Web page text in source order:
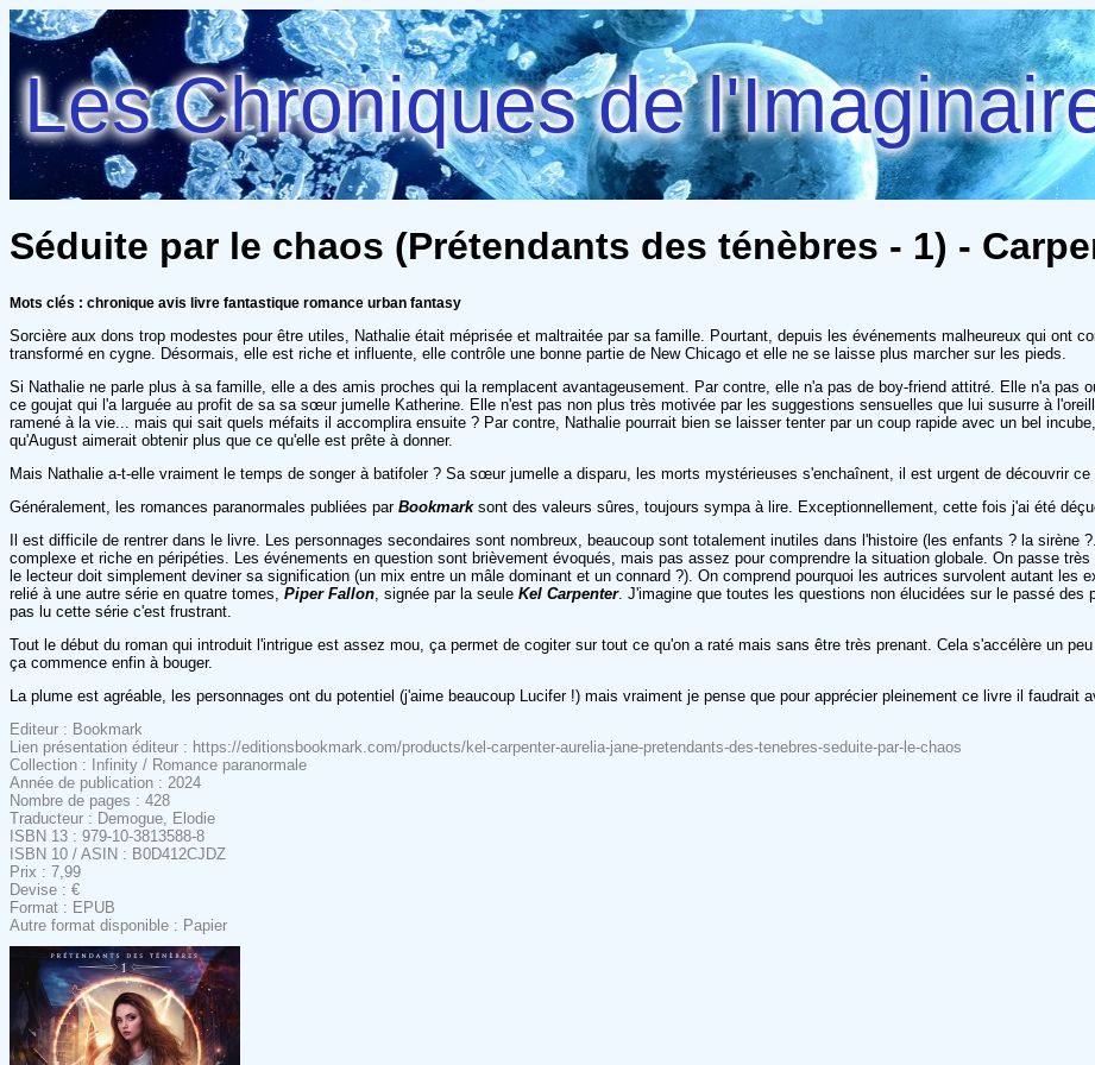
Les Chroniques de
Séduite par le chaos (Prétendants des ténèbres - 1) -
Mots clés : chronique avis livre fantastique romance urban fantasy
Sorcière aux dons trop modestes pour être utiles, Nathalie était méprisée et maltraitée par sa famille. Pourtant, depuis les événements malheureux qui ont
transformé en cygne. Désormais, elle est riche et influente, elle contrôle une bonne partie de New Chicago et elle ne se laisse plus marcher sur les pieds.
Si Nathalie ne parle plus à sa famille, elle a des amis proches qui la remplacent avantageusement. Par contre, elle n'a pas de boy-friend attitré. Elle n'a
ce goujat qui l'a larguée au profit de sa sa sœur jumelle Katherine. Elle n'est pas non plus très motivée par les suggestions sensuelles que lui susurre à
ramené à la vie... mais qui sait quels méfaits il accomplira ensuite ? Par contre, Nathalie pourrait bien se laisser tenter par un coup rapide avec un bel
qu'August aimerait obtenir plus que ce qu'elle est prête à donner.
Mais Nathalie a-t-elle vraiment le temps de songer à batifoler ? Sa sœur jumelle a disparu, les morts mystérieuses s'enchaînent, il est urgent de découvrir
Généralement, les romances paranormales publiées par Bookmark sont des valeurs sûres, toujours sympa à lire. Exceptionnellement, cette fois j'ai été
Il est difficile de rentrer dans le livre. Les personnages secondaires sont nombreux, beaucoup sont totalement inutiles dans l'histoire (les enfants ? la
complexe et riche en péripéties. Les événements en question sont brièvement évoqués, mais pas assez pour comprendre la situation globale. On passe
le lecteur doit simplement deviner sa signification (un mix entre un mâle dominant et un connard ?). On comprend pourquoi les autrices survolent autant les
relié à une autre série en quatre tomes, Piper Fallon , signée par la seule Kel Carpenter. J'imagine que toutes les questions non élucidées sur le passé
pas lu cette série c'est frustrant.
Tout le début du roman qui introduit l'intrigue est assez mou, ça permet de cogiter sur tout ce qu'on a raté mais sans être très prenant. Cela s'accélère un
ça commence enfin à bouger.
La plume est agréable, les personnages ont du potentiel (j'aime beaucoup Lucifer !) mais vraiment je pense que pour apprécier pleinement ce livre il faudrait
Editeur : Bookmark
Lien présentation éditeur : https://editionsbookmark.com/products/kel-carpenter-aurelia-jane-pretendants-des-tenebres-seduite-par-le-chaos
Collection : Infinity / Romance paranormale
Année de publication : 2024
Nombre de pages : 428
Traducteur : Demogue, Elodie
ISBN 13 : 979-10-3813588-8
ISBN 10 / ASIN : B0D412CJDZ
Prix : 7,99
Devise : €
Format : EPUB
Autre format disponible : Papier